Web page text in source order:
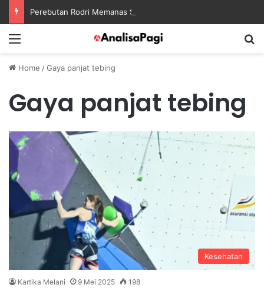
Home /Gaya panjat tebing
Gaya panjat tebing
Kesehatan
Kartika Melani 9 Mei 2025 198